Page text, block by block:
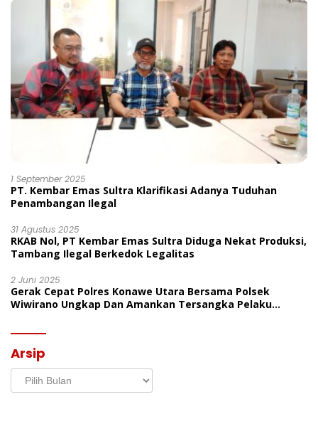
1 September 2025
PT. Kembar Emas Sultra Klarifikasi Adanya Tuduhan
Penambangan Ilegal
31 Agustus 2025
RKAB Nol, PT Kembar Emas Sultra Diduga Nekat Produksi,
Tambang Ilegal Berkedok Legalitas
2 Juni 2025
Gerak Cepat Polres Konawe Utara Bersama Polsek
Wiwirano Ungkap Dan Amankan Tersangka Pelaku
Arsip
Arsip